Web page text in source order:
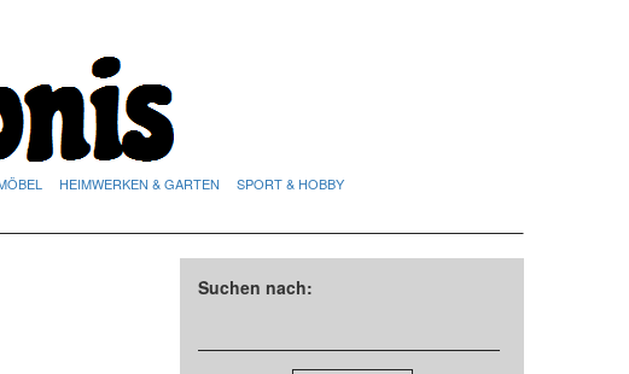
HEIMWERKEN & GARTEN SPORT & HOBBY
Suchen nach: